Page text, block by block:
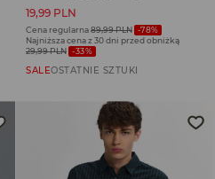
19,99 PLN
Cena regularna89,99 PLN -78%
Najniższa cena z 30 dni przed obniżką
29,99 PLN -33%
SALEOSTATNIE SZTUKI